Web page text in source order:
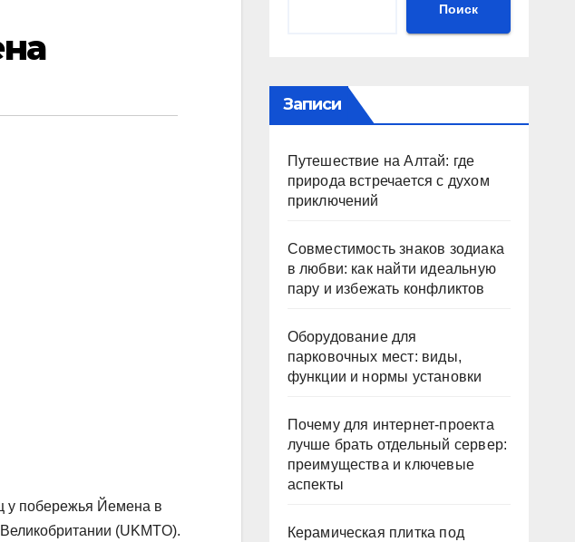
у побережья Йемена в
(UKMTO).
Поиск
Записи
Путешествие на Алтай: где
природа встречается с духом
приключений
Совместимость знаков зодиака
в любви: как найти идеальную
пару и избежать конфликтов
Оборудование для
парковочных мест: виды,
функции и нормы установки
Почему для интернет-проекта
лучше брать отдельный сервер:
преимущества и ключевые
аспекты
Керамическая плитка под